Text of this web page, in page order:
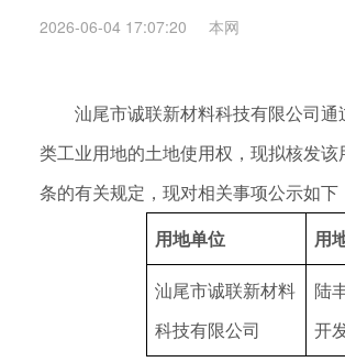
2026-06-04 17:07:20 本网
汕尾市诚联新材料科技有限公司通
类工业用地的土地使用权，现拟核发
条的有关规定，现对相关事项公示如
用地单位
用
汕尾市诚联新材料
科技有限公司
陆
开